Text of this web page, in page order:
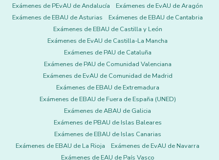
Exámenes de PEvAU de Andalucía
Exámenes de EvAU de Aragón
Exámenes de EBAU de Asturias
Exámenes de EBAU de Cantabria
Exámenes de EBAU de Castilla y León
Exámenes de EvAU de Castilla-La Mancha
Exámenes de PAU de Cataluña
Exámenes de PAU de Comunidad Valenciana
Exámenes de EvAU de Comunidad de Madrid
Exámenes de EBAU de Extremadura
Exámenes de EBAU de Fuera de España (UNED)
Exámenes de ABAU de Galicia
Exámenes de PBAU de Islas Baleares
Exámenes de EBAU de Islas Canarias
Exámenes de EBAU de La Rioja
Exámenes de EvAU de Navarra
Exámenes de EAU de País Vasco